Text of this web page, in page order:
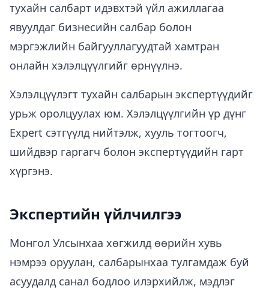
тухайн салбарт идэвхтэй үйл ажиллагаа
явуулдаг бизнесийн салбар болон
мэргэжлийн байгууллагуудтай хамтран
онлайн хэлэлцүүлгийг өрнүүлнэ.
Хэлэлцүүлэгт тухайн салбарын экспертүүдийг
урьж оролцуулах юм. Хэлэлцүүлгийн үр дүнг
Expert сэтгүүлд нийтэлж, хууль тогтоогч,
шийдвэр гаргагч болон экспертүүдийн гарт
хүргэнэ.
Экспертийн үйлчилгээ
Монгол Улсынхаа хөгжилд өөрийн хувь
нэмрээ оруулан, салбарынхаа тулгамдаж буй
асуудалд санал бодлоо илэрхийлж, мэдлэг